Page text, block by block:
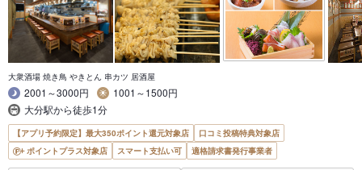
大衆酒場 焼き鳥 やきとん 串カツ 居酒屋
2001～3000円
1001～1500円
大分駅から徒歩1分
【アプリ予約限定】最大350ポイント還元対象店
口コミ投稿特典対象店
ポイントプラス対象店
スマート支払い可 適格請求書発行事業者